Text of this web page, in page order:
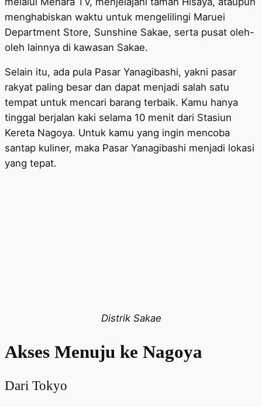
menghabiskan waktu untuk mengelilingi Maruei
Department Store, Sunshine Sakae, serta pusat oleh-
oleh lainnya di kawasan Sakae.
Selain itu, ada pula Pasar Yanagibashi, yakni pasar
rakyat paling besar dan dapat menjadi salah satu
tempat untuk mencari barang terbaik. Kamu hanya
tinggal berjalan kaki selama 10 menit dari Stasiun
Kereta Nagoya. Untuk kamu yang ingin mencoba
santap kuliner, maka Pasar Yanagibashi menjadi lokasi
yang tepat.
Distrik Sakae
Akses Menuju ke Nagoya
Dari Tokyo